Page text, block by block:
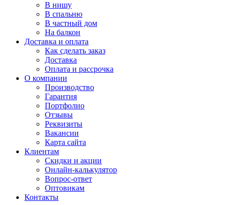
В нишу
В спальню
В частный дом
На балкон
Доставка и оплата
Как сделать заказ
Доставка
Оплата и рассрочка
О компании
Производство
Гарантия
Портфолио
Отзывы
Реквизиты
Вакансии
Карта сайта
Клиентам
Скидки и акции
Онлайн-калькулятор
Вопрос-ответ
Оптовикам
Контакты